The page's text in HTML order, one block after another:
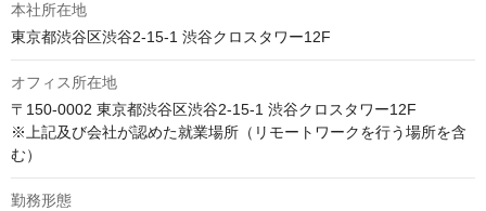
本社所在地
東京都渋谷区渋谷2-15-1 渋谷クロスタワー12F
オフィス所在地
〒150-0002 東京都渋谷区渋谷2-15-1 渋谷クロスタワー12F
※上記及び会社が認めた就業場所（リモートワークを行う場所を含
む）
勤務形態